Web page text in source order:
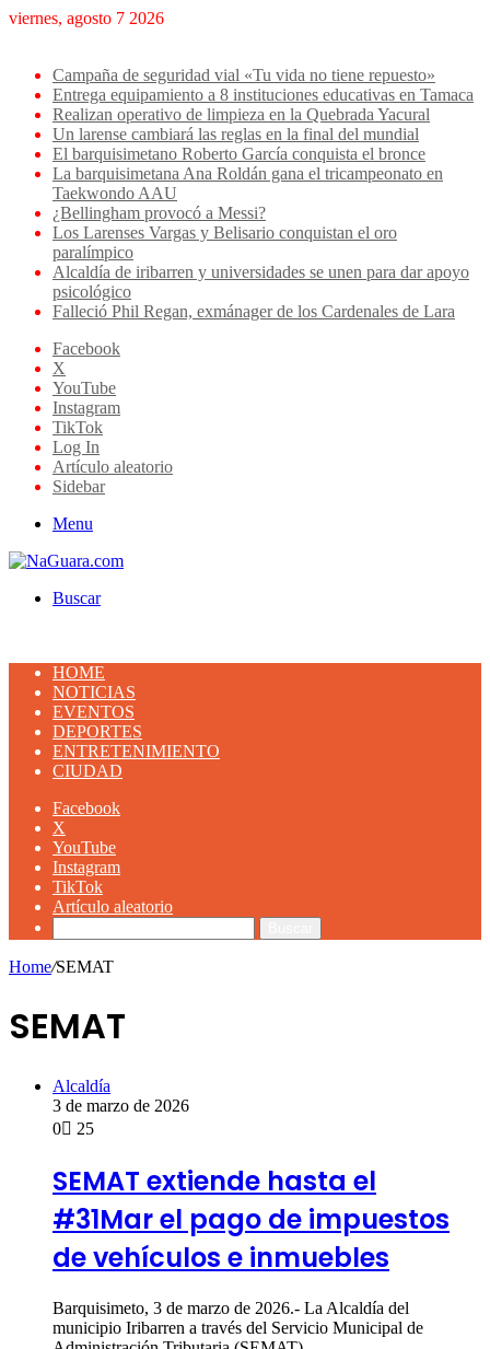
viernes, agosto 7 2026
Campaña de seguridad vial «Tu vida no tiene repuesto»
Entrega equipamiento a 8 instituciones educativas en Tamaca
Realizan operativo de limpieza en la Quebrada Yacural
Un larense cambiará las reglas en la final del mundial
El barquisimetano Roberto García conquista el bronce
La barquisimetana Ana Roldán gana el tricampeonato en
Taekwondo AAU
¿Bellingham provocó a Messi?
Los Larenses Vargas y Belisario conquistan el oro
paralímpico
Alcaldía de iribarren y universidades se unen para dar apoyo
psicológico
Falleció Phil Regan, exmánager de los Cardenales de Lara
Facebook
X
YouTube
Instagram
TikTok
Log In
Artículo aleatorio
Sidebar
Menu
Buscar
HOME
NOTICIAS
EVENTOS
DEPORTES
ENTRETENIMIENTO
CIUDAD
Facebook
X
YouTube
Instagram
TikTok
Artículo aleatorio
Home/SEMAT
SEMAT
Alcaldía
3 de marzo de 2026
0
25
SEMAT extiende hasta el
#31Mar el pago de impuestos
de vehículos e inmuebles
Barquisimeto, 3 de marzo de 2026.- La Alcaldía del
municipio Iribarren a través del Servicio Municipal de